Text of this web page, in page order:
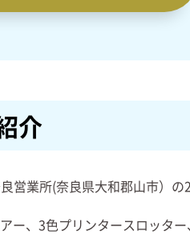
介
業所(奈良県大和郡山市）の
ー、3色プリンタースロッタ